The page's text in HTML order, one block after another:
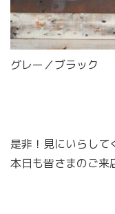
グレー／ブラック
是非！見にいらして
本日も皆さまのご来